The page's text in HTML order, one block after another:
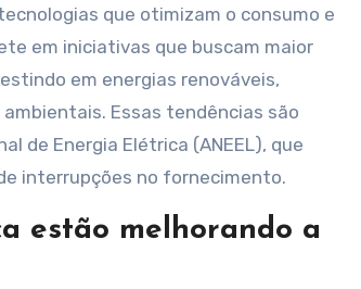
que otimizam o consumo e
em iniciativas que buscam maior
em energias renováveis,
Essas tendências são
de Energia Elétrica (ANEEL), que
interrupções no fornecimento.
estão melhorando a